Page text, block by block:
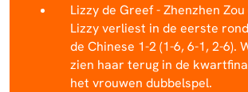
Lizzy de Greef - Zhenzhen Zou
Lizzy verliest in de eerste
de Chinese 1-2 (1-6, 6-1, 2-6).
zien haar terug in de
het vrouwen dubbelspel.